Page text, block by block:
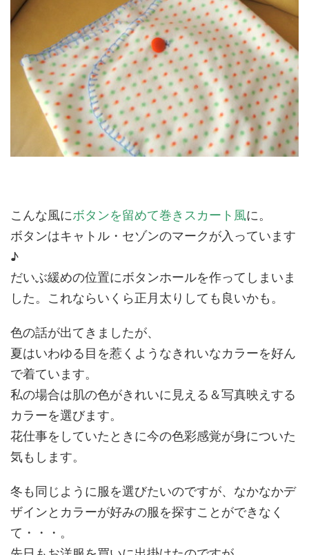
こんな風にボタンを留めて巻きスカート風に。
ボタンはキャトル・セゾンのマークが入っています
♪
だいぶ緩めの位置にボタンホールを作ってしまいま
した。これならいくら正月太りしても良いかも。
色の話が出てきましたが、
夏はいわゆる目を惹くようなきれいなカラーを好ん
で着ています。
私の場合は肌の色がきれいに見える＆写真映えする
カラーを選びます。
花仕事をしていたときに今の色彩感覚が身についた
気もします。
冬も同じように服を選びたいのですが、なかなかデ
ザインとカラーが好みの服を探すことができなく
て・・・。